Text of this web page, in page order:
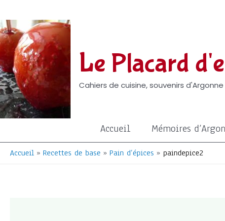
au
contenu
Le Placard
Cahiers de cuisine, souvenirs
Accueil Mémoires
Accueil Recettes de base Pain d’épices paindepice2